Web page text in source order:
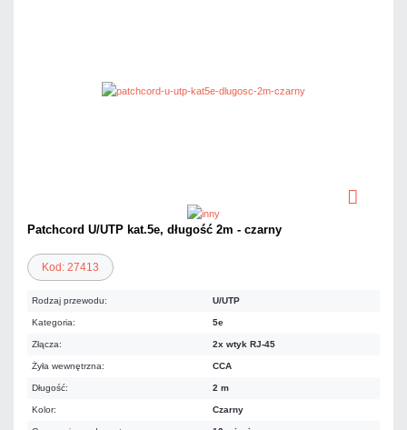
Patchcord U/UTP kat.5e, długość 2m - czarny
Kod: 27413
Rodzaj przewodu: U/UTP
Kategoria: 5e
Złącza: 2x wtyk RJ-45
Żyła wewnętrzna: CCA
Długość: 2 m
Kolor: Czarny